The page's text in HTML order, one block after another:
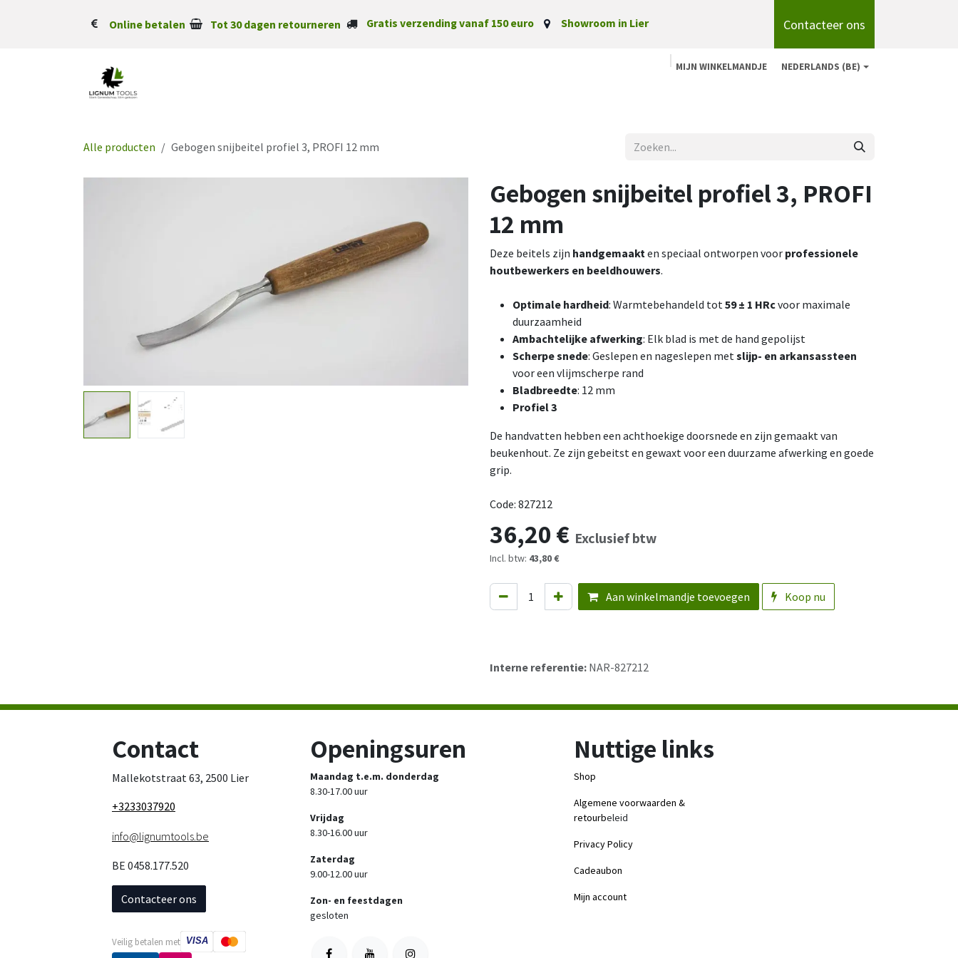
Online betalen Tot 30 dagen retourneren Gratis verzending vanaf 150 euro Showroom in Lier Contacteer ons
MIJN WINKELMANDJE NEDERLANDS (BE)
Alle producten Gebogen snijbeitel profiel 3, PROFI 12 mm
Gebogen snijbeitel profiel 3, PROFI
12 mm
Deze beitels zijn handgemaakten speciaal ontworpen voor professionele
houtbewerkers en beeldhouwers.
Optimale hardheid: Warmtebehandeld tot59 ± 1 HRcvoor maximale
duurzaamheid
Ambachtelijke afwerking: Elk blad is met de hand gepolijst
Scherpe snede: Geslepen en nageslepen metslijp- en arkansassteen
voor een vlijmscherpe rand
Bladbreedte: 12 mm
Profiel 3
De handvatten hebben een achthoekige doorsnede en zijn gemaakt van
beukenhout. Ze zijn gebeitst en gewaxt voor een duurzame afwerking en goede
grip.
Code: 827212
36,20€ Exclusief btw
Incl. btw: 43,80 €
Aan winkelmandje toevoegen Koop nu
Interne referentie: NAR-827212
Contact
Mallekotstraat 63, 2500 Lier
+3233037920
info@lignumtools.be
BE 0458.177.520
Contacteer ons
Veilig betalen met VISA
Openingsuren
Maandag t.e.m. donderdag
8.30-17.00 uur
Vrijdag
8.30-16.00 uur
Zaterdag
9.00-12.00 uur
Zon- en feestdagen
gesloten
Nuttige links
Shop
Algemene voorwaarden &
retourbeleid
Privacy Policy
Cadeaubon
Mijn account